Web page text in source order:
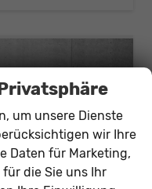
um unsere Dienste
wir Ihre
Daten für Marketing,
die Sie uns Ihr